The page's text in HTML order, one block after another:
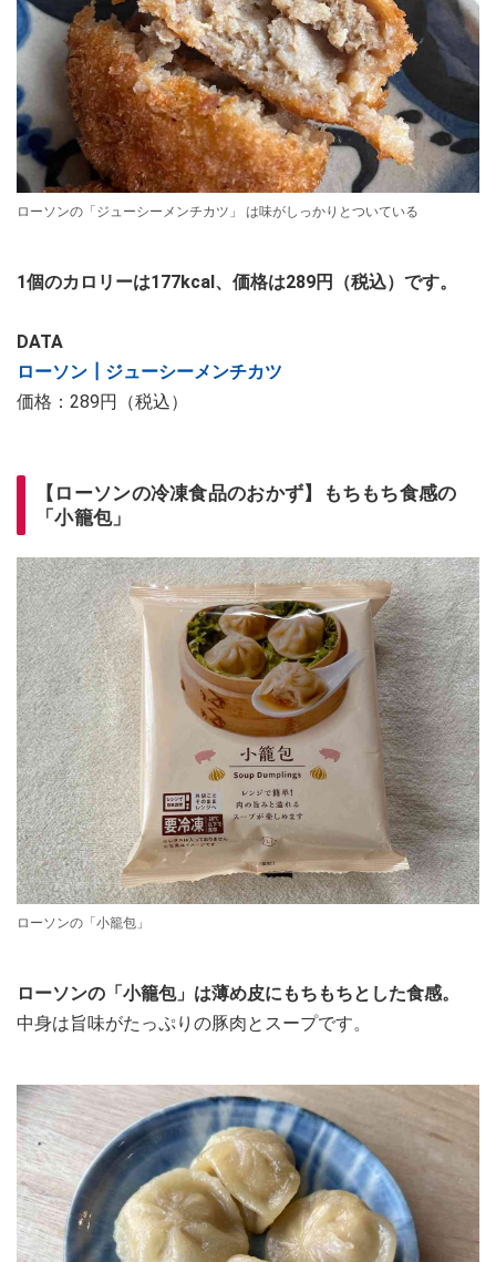
ローソンの「ジューシーメンチカツ」 は味がしっかりとついている
1個のカロリーは177kcal、価格は289円（税込）です。
DATA
ローソン┃ジューシーメンチカツ
価格：289円（税込）
【ローソンの冷凍食品のおかず】もちもち食感の
「小籠包」
ローソンの「小籠包」
ローソンの「小籠包」は薄め皮にもちもちとした食感。
中身は旨味がたっぷりの豚肉とスープです。